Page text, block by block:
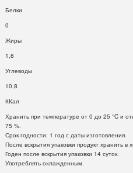
Белки
0
Жиры
1,8
Углеводы
10,8
ККал
Хранить при температуре от 0 до 25 °C и
75 %.
Срок годности: 1 год с даты изготовления.
После вскрытия упаковки продукт хранить
Годен после вскрытия упаковки 14 суток.
Употреблять охлажденным.